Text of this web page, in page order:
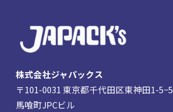
株式会社ジャパックス
〒101-0031 東京都千代田区東神田1-5−5
馬喰町JPCビル